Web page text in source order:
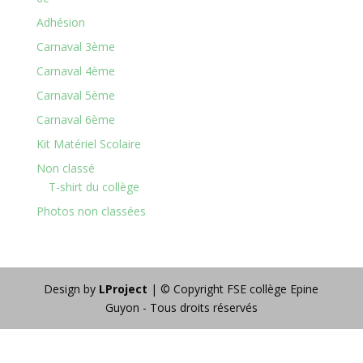
Adhésion
Carnaval 3ème
Carnaval 4ème
Carnaval 5ème
Carnaval 6ème
Kit Matériel Scolaire
Non classé
T-shirt du collège
Photos non classées
Design by LProject | © Copyright FSE collège Epine
Guyon - Tous droits réservés